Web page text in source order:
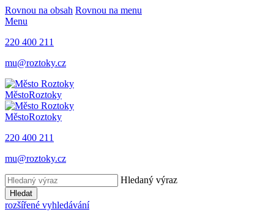
Rovnou na obsah Rovnou na menu
Menu
220 400 211
mu@roztoky.cz
MěstoRoztoky
MěstoRoztoky
220 400 211
mu@roztoky.cz
Hledaný výraz
Hledat
rozšířené vyhledávání